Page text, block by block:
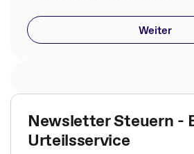
Weiter
Newsletter Steuern -
Urteilsservice